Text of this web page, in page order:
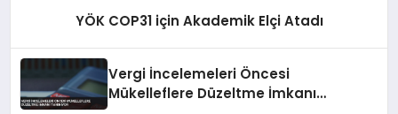
YÖK COP31 için Akademik Elçi Atadı
Vergi İncelemeleri Öncesi
Mükelleflere Düzeltme İmkanı